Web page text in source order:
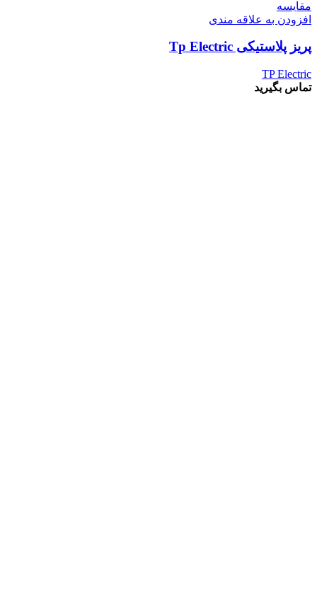
مقايسه
افزودن به علاقه مندی
پریز پلاستیکی Tp Electric
TP Electric
تماس بگیرید